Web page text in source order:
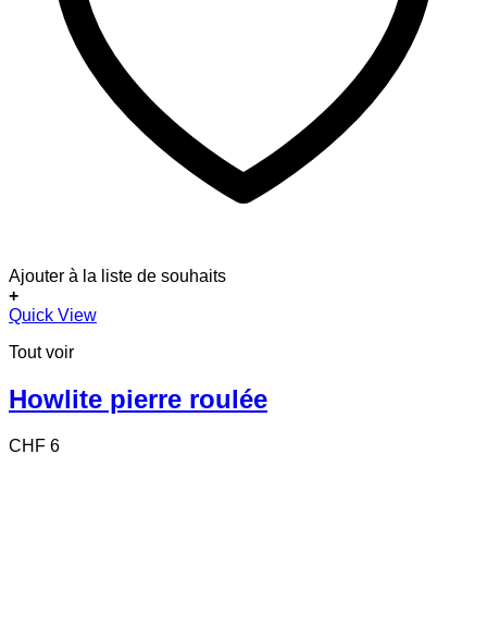
Ajouter à la liste de souhaits
+
Quick View
Tout voir
Howlite pierre roulée
CHF 6